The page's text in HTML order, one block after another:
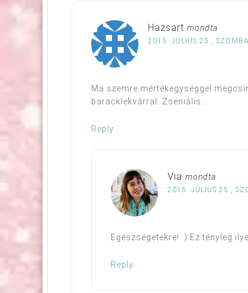
Hazsart mondta
2015. JÚLIUS 25.,
Ma szemre mértékegységgel
baracklekvárral. Zseniális….
Reply
Via mondta
2015. JÚLIUS 25.,
Egészségetekre! :) Ez tényleg
Reply